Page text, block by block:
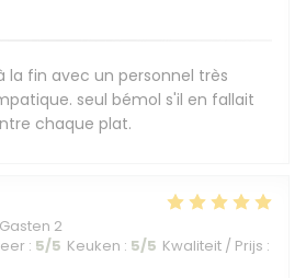
la fin avec un personnel très
seul bémol s'il en fallait
chaque plat.
2
: 5/5 Keuken : 5/5 Kwaliteit / Prijs :